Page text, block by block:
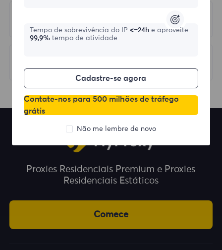
Session Control
Blocked Websites
Proxies Residenciais Premium e Proxies
Residenciais Estáticos
Comece
Tempo de sobrevivência do IP <=24h e aproveite
99,9%tempo de atividade
Cadastre-se agora
Contate-nos para 500 milhões de tráfego
grátis
Não me lembre de novo